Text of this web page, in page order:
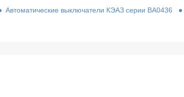
Автоматические выключатели КЭАЗ серии ВА0436